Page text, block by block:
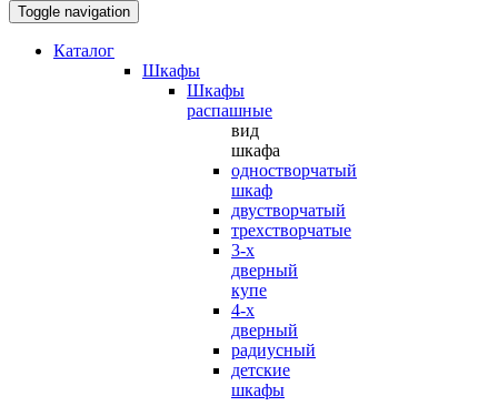
Toggle navigation
Каталог
Шкафы
Шкафы
распашные
вид
шкафа
одностворчатый
шкаф
двустворчатый
трехстворчатые
3-х
дверный
купе
4-х
дверный
радиусный
детские
шкафы